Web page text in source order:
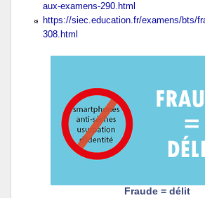
aux-examens-290.html
https://siec.education.fr/examens/bts/
308.html
Fraude = délit